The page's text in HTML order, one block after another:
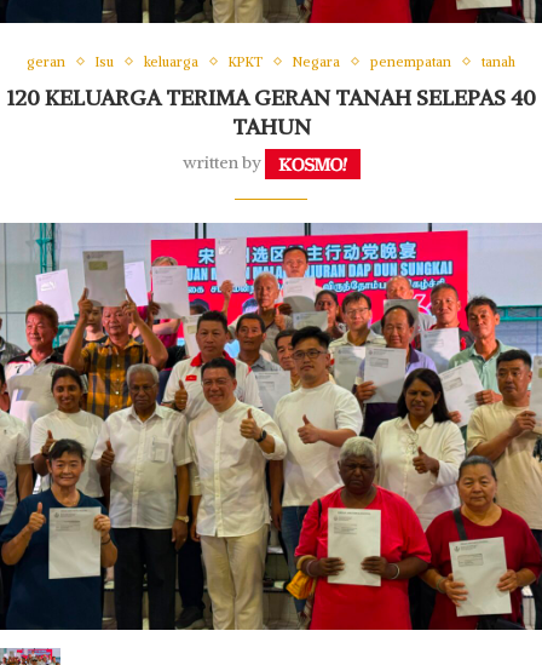
geran Isu keluarga KPKT Negara penempatan tanah
120 KELUARGA TERIMA GERAN TANAH SELEPAS 40
TAHUN
written by